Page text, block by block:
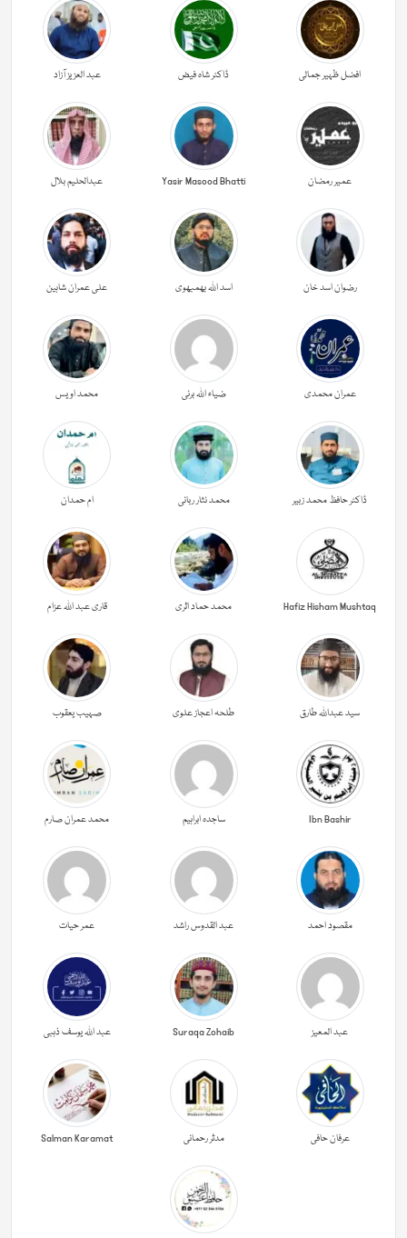
افضل ظہیر جمالی ڈاکٹر شاہ فیض عبد العزیز آزاد
عمیر رمضان Yasir Masood Bhatti عبدالحليم بلال
رضوان اسد خان اسد اللہ بھمبھوی علی عمران شاہین
عمران محمدی ضیاء اللہ برنی محمد اویس
ڈاکٹر حافظ محمد زبیر محمد نثار ربانی ام حمدان
Hafiz Hisham Mushtaq محمد حماد اثری قاری عبد اللہ عزام
سید عبداللہ طارق طلحہ اعجاز علوی صہیب یعقوب
Ibn Bashir ساجدہ ابراہیم محمد عمران صارم
مقصود احمد عبد القدوس راشد عمر حیات
عبد المعیز Suraqa Zohaib عبد اللہ یوسف ذہبی
عرفان حافی مدثر رحمانی Salman Karamat